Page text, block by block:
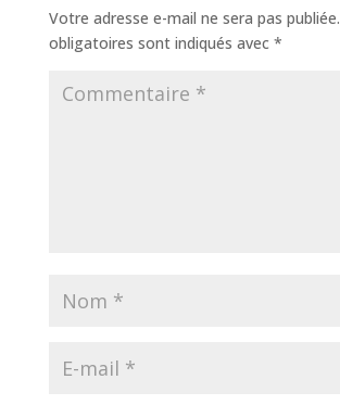
Votre adresse e-mail ne sera pas publiée.
obligatoires sont indiqués avec *